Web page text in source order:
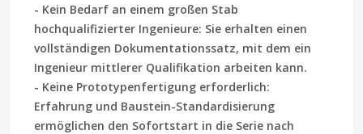
- Kein Bedarf an einem großen Stab
hochqualifizierter Ingenieure: Sie erhalten einen
vollständigen Dokumentationssatz, mit dem ein
Ingenieur mittlerer Qualifikation arbeiten kann.
- Keine Prototypenfertigung erforderlich:
Erfahrung und Baustein-Standardisierung
ermöglichen den Sofortstart in die Serie nach